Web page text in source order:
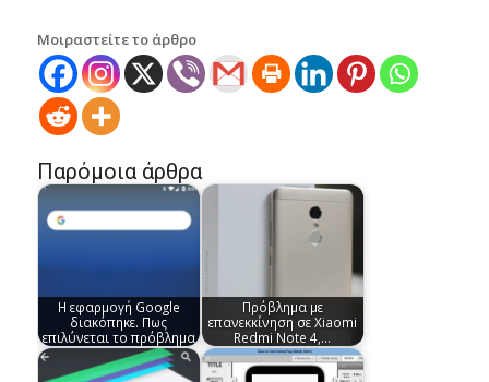
Μοιραστείτε το άρθρο
Παρόμοια άρθρα
Η εφαρμογή Google
διακόπηκε. Πως
επιλύνεται το πρόβλημα
Πρόβλημα με
επανεκκίνηση σε Xiaomi
Redmi Note 4,…